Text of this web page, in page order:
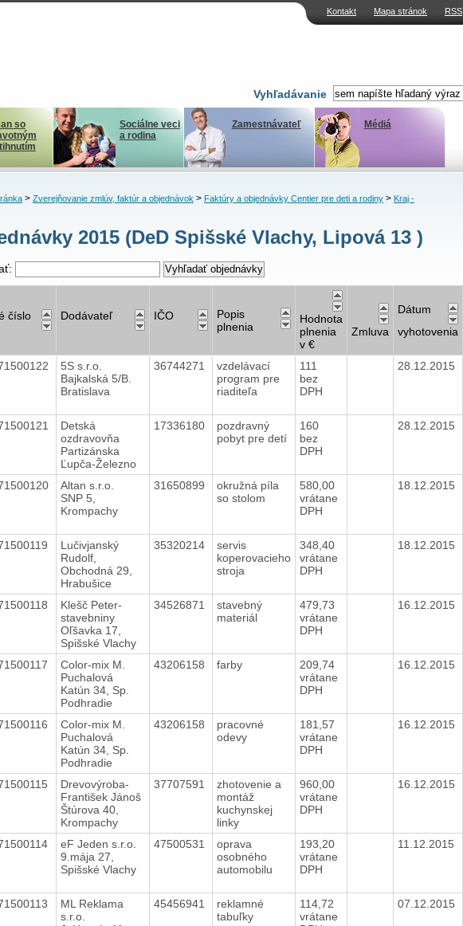
Kontakt Mapa stránok RSS
Vyhľadávanie
so
Sociálne veci
a rodina
Zamestnávateľ Médiá
> Zverejňovanie zmlúv, faktúr a objednávok> Faktúry a objednávky Centier pre deti a rodiny> Kraj -
2015 (DeD Spišské Vlachy, Lipová 13 )
číslo Dodávateľ IČO
Popis
plnenia
Hodnota
plnenia
v €
Zmluva
Dátum
vyhotovenia
5S s.r.o.
Bajkalská 5/B.
Bratislava
36744271
vzdelávací
program pre
riaditeľa
111
bez
DPH
28.12.2015
Detská
ozdravovňa
Partizánska
Ľupča-Železno
17336180
pozdravný
pobyt pre detí
160
bez
DPH
28.12.2015
Altan s.r.o.
SNP 5,
Krompachy
31650899
okružná píla
so stolom
580,00
vrátane
DPH
18.12.2015
Lučivjanský
Rudolf,
Obchodná 29,
Hrabušice
35320214
servis
koperovacieho
stroja
348,40
vrátane
DPH
18.12.2015
Klešč Peter-
stavebniny
Oľšavka 17,
Spišské Vlachy
34526871
stavebný
materiál
479,73
vrátane
DPH
16.12.2015
Color-mix M.
Puchalová
Katún 34, Sp.
Podhradie
43206158 farby
209,74
vrátane
DPH
16.12.2015
Color-mix M.
Puchalová
Katún 34, Sp.
Podhradie
43206158
pracovné
odevy
181,57
vrátane
DPH
16.12.2015
Drevovýroba-
František Jánoš
Štúrova 40,
Krompachy
37707591
zhotovenie a
montáž
kuchynskej
linky
960,00
vrátane
DPH
16.12.2015
eF Jeden s.r.o.
9.mája 27,
Spišské Vlachy
47500531
oprava
osobného
automobilu
193,20
vrátane
DPH
11.12.2015
ML Reklama
s.r.o.
45456941
reklamné
tabuľky
114,72
vrátane
07.12.2015